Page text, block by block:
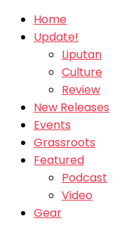
Home
Update!
Liputan
Culture
Review
New Releases
Events
Grassroots
Featured
Podcast
Video
Gear